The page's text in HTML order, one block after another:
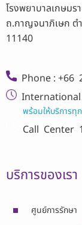
โรงพยาบาลเกษมร
ถ.กาญจนาภิเษก ต
11140
Phone : +66
International
พร้อมให้บริการทุ
Call Center
บริการของเรา
ศูนย์การรักษา